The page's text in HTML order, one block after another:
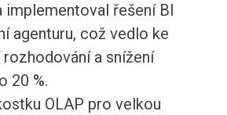
implementoval řešení BI
agenturu, což vedlo ke
a snížení
20 %.
OLAP pro velkou